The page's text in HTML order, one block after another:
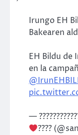
Irungo EH
Bakearen
EH Bildu de
en la
—
????